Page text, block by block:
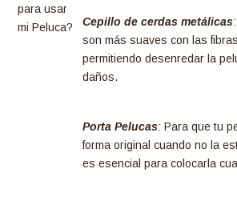
para usar
mi Peluca?
Cepillo de cerdas metálicas
son más suaves con las
permitiendo desenredar la
daños.
Porta Pelucas: Para que tu
forma original cuando no la
es esencial para colocarla